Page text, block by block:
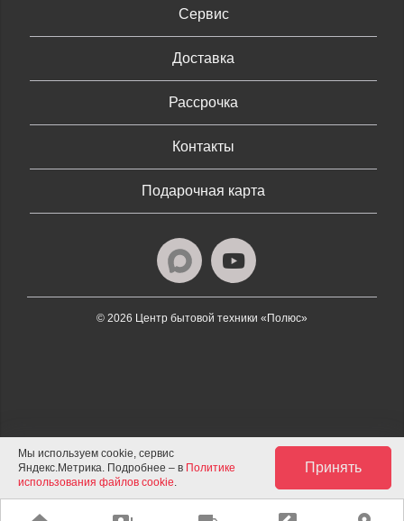
Сервис
Доставка
Рассрочка
Контакты
Подарочная карта
© 2026 Центр бытовой техники «Полюс»
Мы используем cookie, сервис
Яндекс.Метрика. Подробнее – в Политике
использования файлов cookie.
Принять